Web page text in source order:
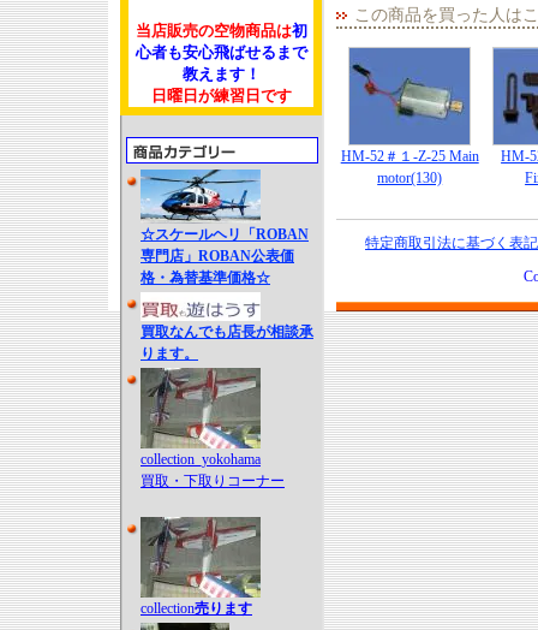
当店販売の空物商品は初
心者も安心飛ばせるまで
教えます！
日曜日が練習日です
☆スケールヘリ「ROBAN
専門店」ROBAN公表価
格・為替基準価格☆
買取なんでも店長が相談承
ります。
collection_yokohama
買取・下取りコーナー
collection売ります
この商品を買った人は
HM-52＃１-Z-25 Main
motor(130)
HM-
特定商取引法に基づく表記